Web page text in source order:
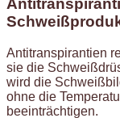
Antitranspirantien
sie die
wird die
ohne die
beeinträchtigen.